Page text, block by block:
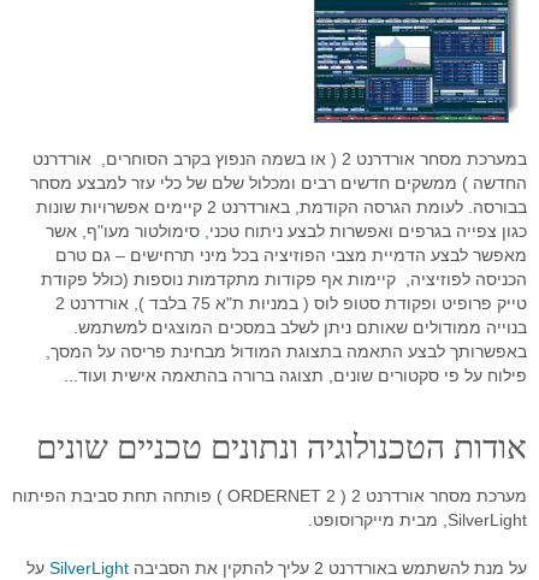
במערכת מסחר אורדרנט 2 ( או בשמה הנפוץ בקרב הסוחרים, אורדרנט
החדשה ) ממשקים חדשים רבים ומכלול שלם של כלי עזר למבצע מסחר
בבורסה. לעומת הגרסה הקודמת, באורדרנט 2 קיימים אפשרויות שונות
כגון צפייה בגרפים ואפשרות לבצע ניתוח טכני סימולטור מעו"ף, אשר
מאפשר לבצע הדמיית מצבי הפוזיציה בכל מיני תרחישים – גם טרם
הכניסה לפוזיציה, קיימות אף פקודות מתקדמות נוספות (כולל פקודת
טייק פרופיט ופקודת סטופ לוס ( במניות ת"א 75 בלבד ), אורדרנט 2
בנוייה ממודולים שאותם ניתן לשלב במסכים המוצגים למשתמש.
באפשרותך לבצע התאמה בתצוגת המודול מבחינת פריסה על המסך,
פילוח על פי סקטורים שונים, תצוגה ברורה בהתאמה אישית ועוד...
אודות הטכנולוגיה ונתונים טכניים שונים
מערכת מסחר אורדרנט 2 ( ORDERNET 2 ) פותחה תחת סביבת הפיתוח
SilverLight, מבית מייקרוסופט.
על מנת להשתמש באורדרנט 2 עליך להתקין את הסביבה SilverLight על
מערכת מידע וציטוטים Go4iTicker
מערכת מסחר OrderNet 2
קורס מטח לסוחרים בזמן אמת
פלטפורמת הממשק הראשית
סטופ לוס אוטומטי
טייק פרופיט אוטומטי
פקודות מונחי שעון
מסחר אוטומטי באופציות מעו"ף
פלטפורמת הממשק הראשית
סטופ לוס אוטומטי באופציות מעוף
טריילינג סטופ אוטומטי באופציות
טייק פרופיט אוטומטי במעוף
פקודות עוקבות באופציות מעוף
כניסה אוטומטית לפוזיציה במעוף
מסחר אוטומטי בחוזים
פיתוח אינדיקטורים אישיים
פקודות מונחי שעון
רובוט מסחר
חיבור API למתכנתים לבורסה
API לתכנות למעו"ף
מסחר אוטומטי בבורסה בחול
שאלות נפוצות
מסחר בבורסה
מערכות מסחר
חוזים עתידיים
מסחר בבורסה
מסחר בבורסה
מסחר בבורסה האמריקאית
מסחר בוול סטריט